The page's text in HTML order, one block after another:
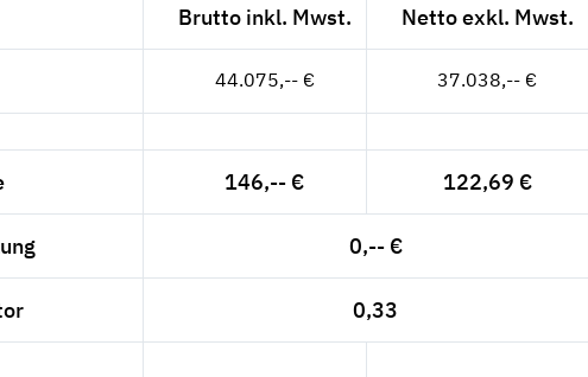
Brutto inkl. Mwst. Netto exkl. Mwst.
44.075,-- € 37.038,-- €
146,-- € 122,69 €
0,-- €
0,33